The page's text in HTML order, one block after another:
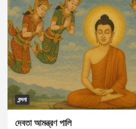
বন্দনা
দেবতা আমন্ত্রণ পালি